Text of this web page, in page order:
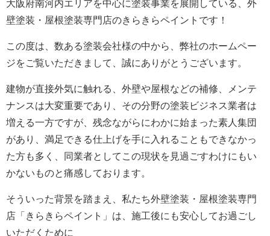
大阪府南河内エリアを中心に塗装事業を展開している、外
壁塗装・屋根塗装専門店のきらきらペイントです！
この度は、数ある塗装会社様の中から、弊社のホームペー
ジをご覧いただきまして、誠にありがとうございます。
建物が直接外気に触れる、外壁や屋根などの補修、メンテ
ナンスは大変重要であり、その分野の塗装ビジネス業者は
増える一方ですが、残念ながらにわかに始まった素人集団
があり、満足できる仕上げを手に入れることもできなかっ
た方も多く、同業者としてこの現状を見過ごすわけにもい
かないものと痛感しております。
そういった背景を踏まえ、私たち外壁塗装・屋根塗装専門
店「きらきらペイント」は、施工後にも安心してお過ごし
いただくために